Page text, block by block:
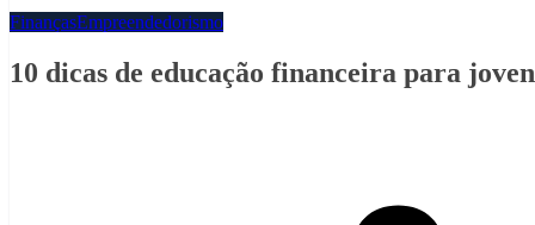
FinançasEmpreendedorismo
10 dicas de educação financeira para